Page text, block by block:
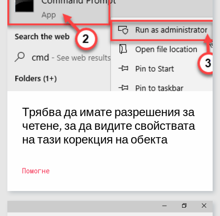
Трябва да имате разрешения за
четене, за да видите свойствата
на тази корекция на обекта
Помогне